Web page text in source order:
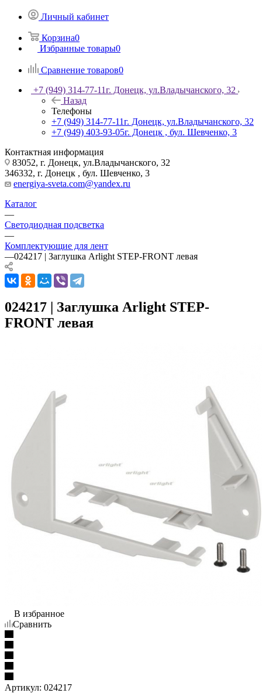
Личный кабинет
Корзина0
Избранные товары0
Сравнение товаров0
+7 (949) 314-77-11г. Донецк, ул.Владычанского, 32
Назад
Телефоны
+7 (949) 314-77-11г. Донецк, ул.Владычанского, 32
+7 (949) 403-93-05г. Донецк , бул. Шевченко, 3
Контактная информация
83052, г. Донецк, ул.Владычанского, 32
346332, г. Донецк , бул. Шевченко, 3
energiya-sveta.com@yandex.ru
Каталог
—
Светодиодная подсветка
—
Комплектующие для лент
—024217 | Заглушка Arlight STEP-FRONT левая
024217 | Заглушка Arlight STEP-
FRONT левая
В избранное
Сравнить
Артикул: 024217